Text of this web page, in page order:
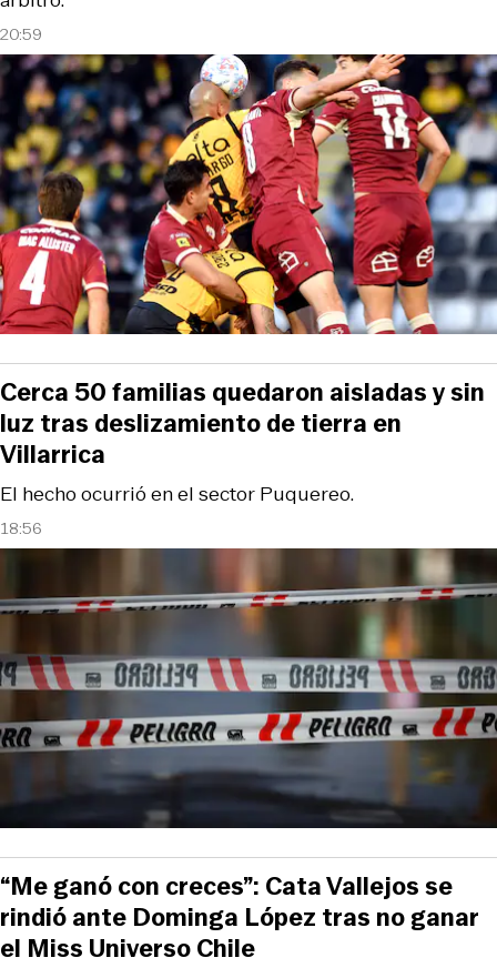
20:59
18:56
El hecho ocurrió en el sector Puquereo.
Cerca 50 familias quedaron aisladas y sin
luz tras deslizamiento de tierra en
Villarrica
“Me ganó con creces”: Cata Vallejos se
rindió ante Dominga López tras no ganar
el Miss Universo Chile